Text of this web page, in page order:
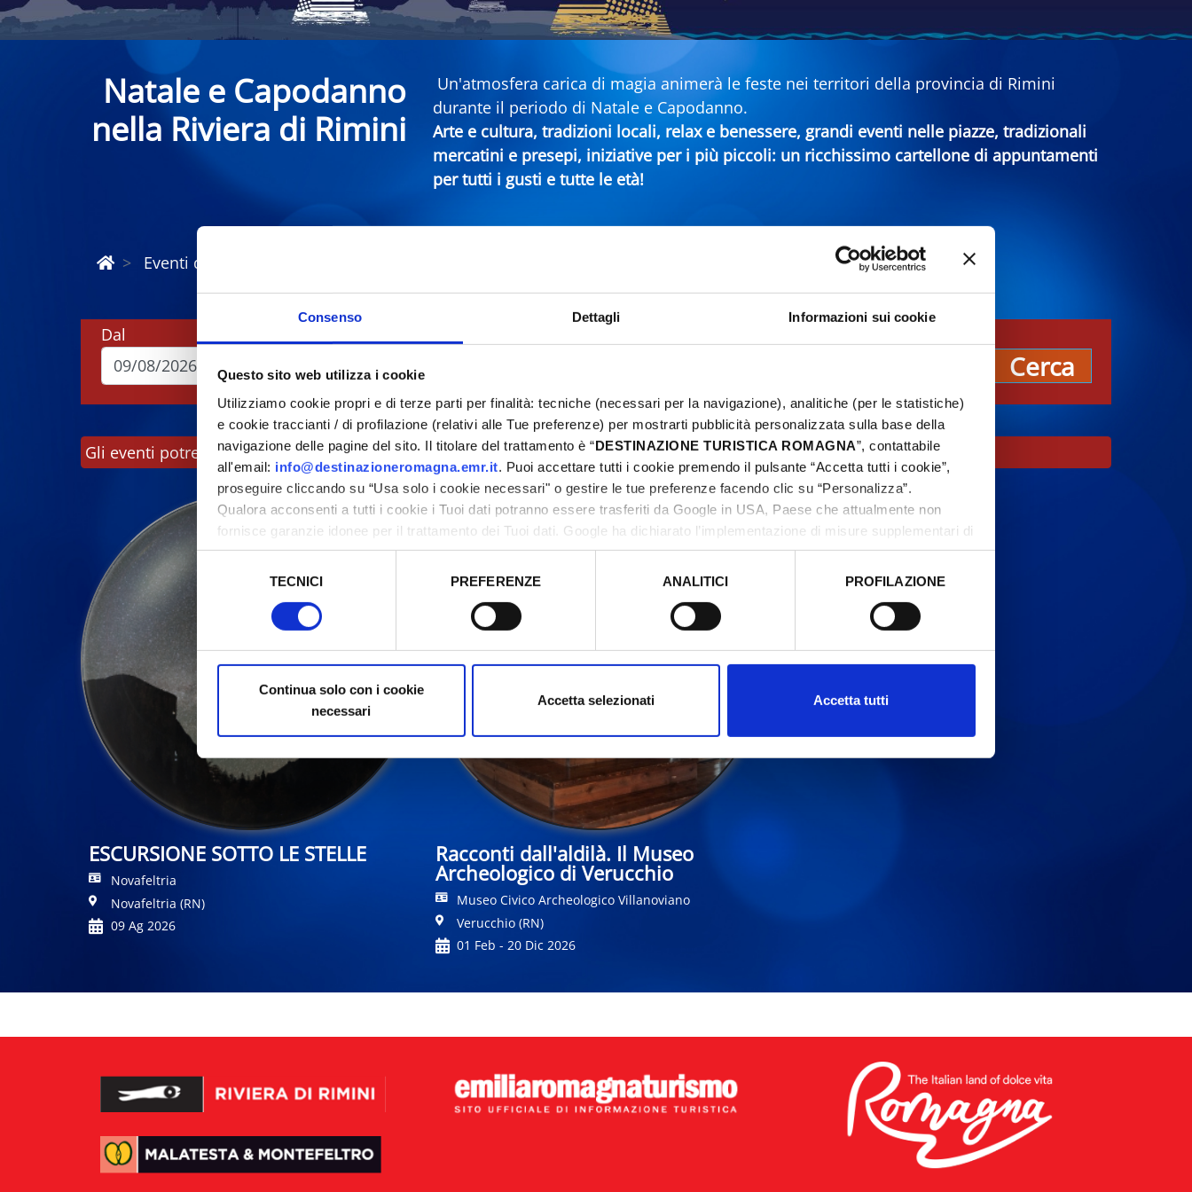
Consenso Dettagli Informazioni sui cookie
Questo sito web utilizza i cookie
Utilizziamo cookie propri e di terze parti per finalità: tecniche (necessari per la navigazione), analitiche (per le statistiche)
e cookie traccianti / di profilazione (relativi alle Tue preferenze) per mostrarti pubblicità personalizzata sulla base della
navigazione delle pagine del sito. Il titolare del trattamento è “DESTINAZIONE TURISTICA ROMAGNA”, contattabile
all'email: info@destinazioneromagna.emr.it. Puoi accettare tutti i cookie premendo il pulsante “Accetta tutti i cookie”,
proseguire cliccando su “Usa solo i cookie necessari" o gestire le tue preferenze facendo clic su “Personalizza”.
Qualora acconsenti a tutti i cookie i Tuoi dati potranno essere trasferiti da Google in USA, Paese che attualmente non
fornisce garanzie idonee per il trattamento dei Tuoi dati. Google ha dichiarato l’implementazione di misure supplementari di
sicurezza a Tutela dei navigatori, che abbiamo valutato essere sufficienti.
TECNICI PREFERENZE ANALITICI PROFILAZIONE
Continua solo con i cookie
necessari
Accetta selezionati Accetta tutti
Natale e Capodanno
nella Riviera di Rimini
Un'atmosfera carica di magia animerà le feste nei territori della provincia di Rimini
durante il periodo di Natale e Capodanno.
Arte e cultura, tradizioni locali, relax e benessere, grandi eventi nelle piazze, tradizionali
mercatini e presepi, iniziative per i più piccoli: un ricchissimo cartellone di appuntamenti
per tutti i gusti e tutte le età!
Eventi di Natale e Capodanno Riviera Rimini
Dal
Cerca
Gli eventi potrebbero subire variazioni, contattare sempre gli organizzatori prima di recarsi in loco.
ESCURSIONE SOTTO LE STELLE
Novafeltria
Novafeltria (RN)
09 Ag 2026
Racconti dall'aldilà. Il Museo
Archeologico di Verucchio
Museo Civico Archeologico Villanoviano
Verucchio (RN)
01 Feb - 20 Dic 2026